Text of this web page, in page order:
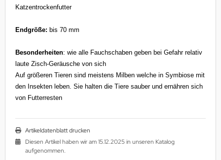
Katzentrockenfutter
Endgröße: bis 70 mm
Besonderheiten: wie alle Fauchschaben geben bei Gefahr relativ
laute Zisch-Geräusche von sich
Auf größeren Tieren sind meistens Milben welche in Symbiose mit
den Insekten leben. Sie halten die Tiere sauber und ernähren sich
von Futterresten
Artikeldatenblatt drucken
Diesen Artikel haben wir am 15.12.2025 in unseren Katalog
aufgenommen.